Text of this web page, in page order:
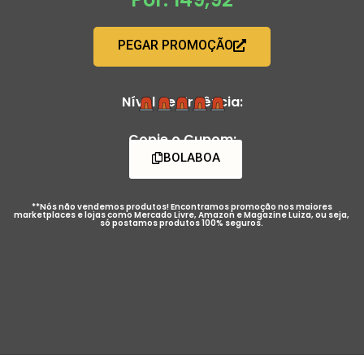
PEGAR PROMOÇÃO
Nível de Urgência:
Copie o Cupom:
BOLABOA
**Nós não vendemos produtos! Encontramos promoção nos maiores
marketplaces e lojas como Mercado Livre, Amazon e Magazine Luiza, ou seja,
só postamos produtos 100% seguros.